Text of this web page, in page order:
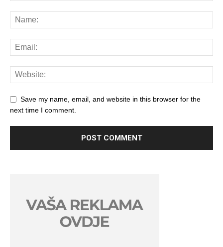
Save my name, email, and website in this browser for the
next time I comment.